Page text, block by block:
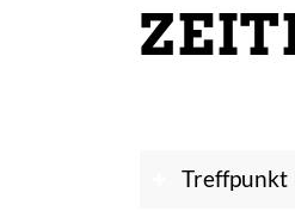
Treffpunkt